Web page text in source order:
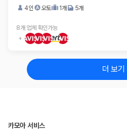
4인
오토 1개 5개
8개 업체 확인가능
더 보기
카모아 서비스